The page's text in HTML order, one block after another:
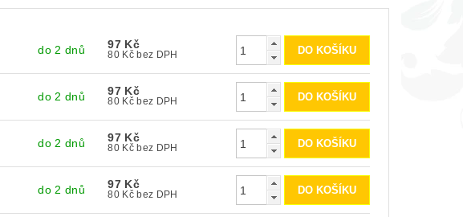
do 2 dnů 97 Kč
80 Kč bez DPH
do 2 dnů 97 Kč
80 Kč bez DPH
do 2 dnů 97 Kč
80 Kč bez DPH
do 2 dnů 97 Kč
80 Kč bez DPH